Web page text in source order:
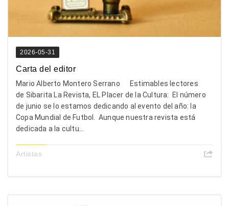
2026-05-31
Carta del editor
Mario Alberto Montero Serrano Estimables lectores
de Sibarita La Revista, EL Placer de la Cultura: El número
de junio se lo estamos dedicando al evento del año: la
Copa Mundial de Futbol. Aunque nuestra revista está
dedicada a la cultu...
Artistas